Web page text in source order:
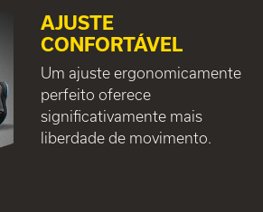
AJUSTE
CONFORTÁVEL
Um ajuste ergonomicamente
perfeito oferece
significativamente mais
liberdade de movimento.